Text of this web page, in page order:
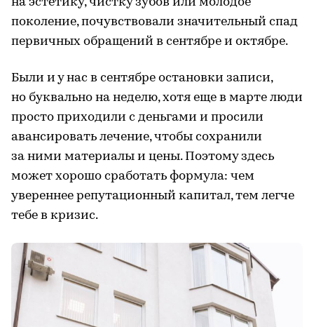
поколение, почувствовали значительный спад
первичных обращений в сентябре и октябре.
Были и у нас в сентябре остановки записи,
но буквально на неделю, хотя еще в марте люди
просто приходили с деньгами и просили
авансировать лечение, чтобы сохранили
за ними материалы и цены. Поэтому здесь
может хорошо сработать формула: чем
увереннее репутационный капитал, тем легче
тебе в кризис.